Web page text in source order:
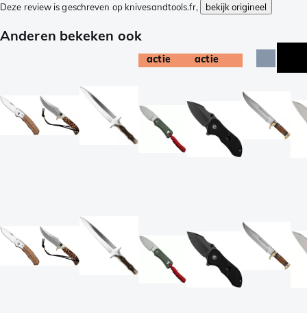
Deze review is geschreven op knivesandtools.fr,
bekijk origineel
Anderen bekeken ook
actie actie